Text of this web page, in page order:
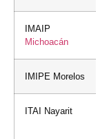
IMAIP
Michoacán
IMIPE Morelos
ITAI Nayarit